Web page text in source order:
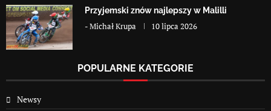
Przyjemski znów najlepszy w Malilli
-Michał Krupa 10 lipca 2026
POPULARNE KATEGORIE
Newsy